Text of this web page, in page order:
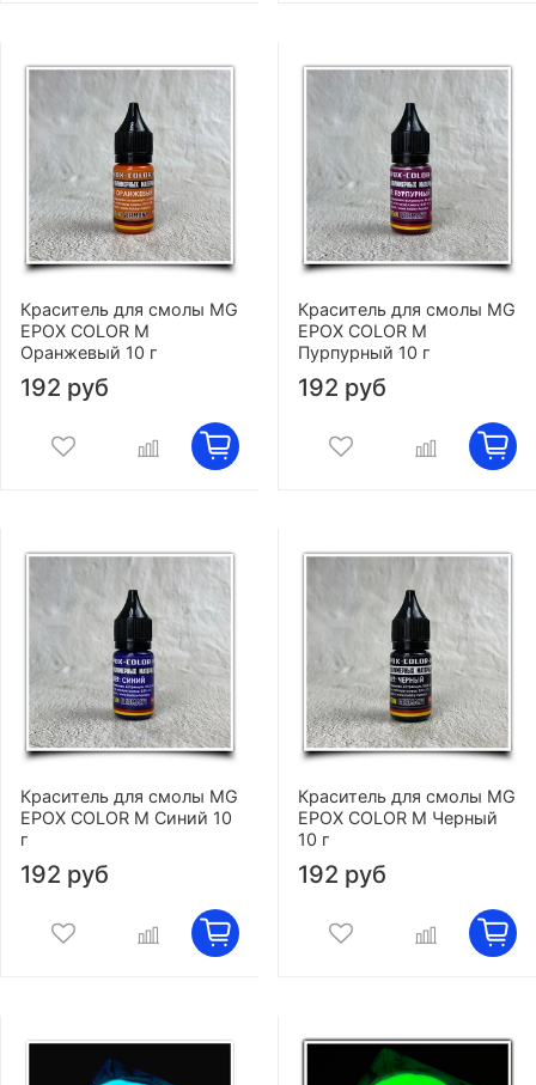
Краситель для смолы MG
EPOX COLOR M
Оранжевый 10 г
192 руб
Краситель для смолы MG
EPOX COLOR M
Пурпурный 10 г
192 руб
Краситель для смолы MG
EPOX COLOR M Синий 10
г
192 руб
Краситель для смолы MG
EPOX COLOR M Черный
10 г
192 руб